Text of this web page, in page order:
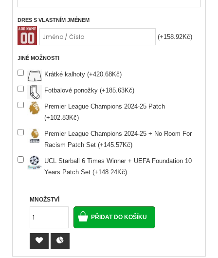
DRES S VLASTNÍM JMÉNEM
(+158.92Kč)
JINÉ MOŽNOSTI
Krátké kalhoty (+420.68Kč)
Fotbalové ponožky (+185.63Kč)
Premier League Champions 2024-25 Patch
(+102.83Kč)
Premier League Champions 2024-25 + No Room For
Racism Patch Set (+145.57Kč)
UCL Starball 6 Times Winner + UEFA Foundation 10
Years Patch Set (+148.24Kč)
MNOŽSTVÍ